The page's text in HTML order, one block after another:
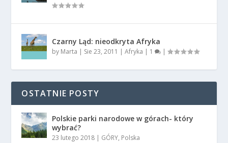
Czarny Ląd: nieodkryta Afryka
by Marta Sie 23, 2011 |Afryka 1 |
OSTATNIE POSTY
Polskie parki narodowe w górach- który
wybrać?
23 lutego 2018 GÓRY, Polska